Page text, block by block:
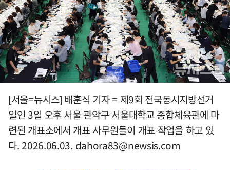
[서울=뉴시스] 배훈식 기자 = 제9회 전국동시지방선거
일인 3일 오후 서울 관악구 서울대학교 종합체육관에 마
련된 개표소에서 개표 사무원들이 개표 작업을 하고 있
다. 2026.06.03. dahora83@newsis.com